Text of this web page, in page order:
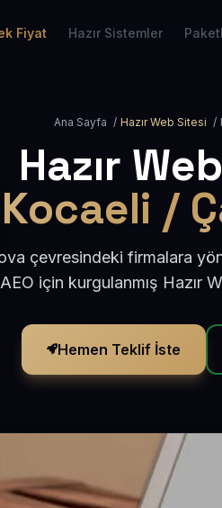
Fiyat Hazır Sistemler
Ana Sayfa / Hazır Web Sitesi /
Hazır
Kocaeli /
çevresindeki firmalara
için kurgulanmış Hazır
Hemen Teklif İste